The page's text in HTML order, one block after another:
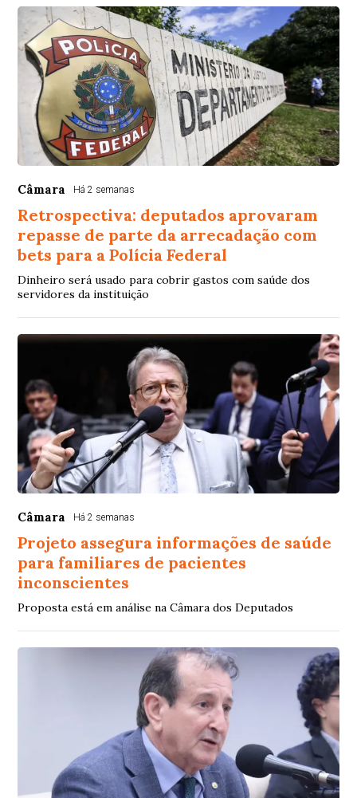
Câmara Há 2 semanas
Retrospectiva: deputados aprovaram
repasse de parte da arrecadação com
bets para a Polícia Federal
Dinheiro será usado para cobrir gastos com saúde dos
servidores da instituição
Câmara Há 2 semanas
Projeto assegura informações de saúde
para familiares de pacientes
inconscientes
Proposta está em análise na Câmara dos Deputados